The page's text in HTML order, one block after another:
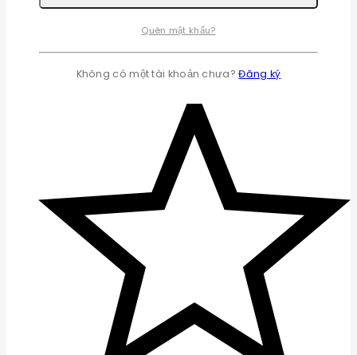
Quên mật khẩu?
Không có một tài khoản chưa?Đăng ký